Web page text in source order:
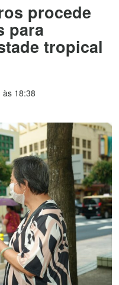
procede
para
tropical
às 18:38